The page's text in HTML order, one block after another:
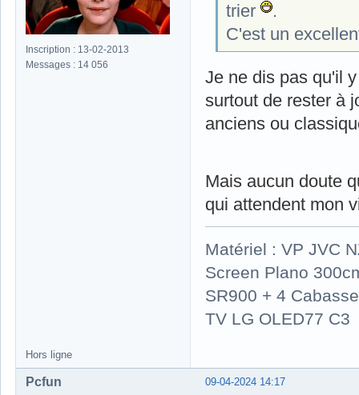
Inscription : 13-02-2013
Messages : 14 056
trier
.
C'est un
Je ne dis pas qu'il
surtout de rester à
anciens ou
Mais aucun doute
qui attendent mon
Matériel : VP JVC
Screen Plano
SR900 + 4
TV LG OLED77 C3
Hors ligne
09-04-2024 14:17
Pcfun